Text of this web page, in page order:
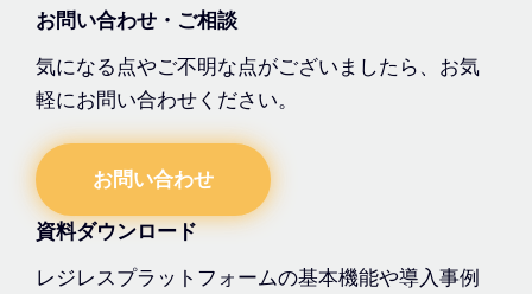
お問い合わせ・ご相談
気になる点やご不明な点がございましたら、お気
軽にお問い合わせください。
お問い合わせ
資料ダウンロード
レジレスプラットフォームの基本機能や導入事例